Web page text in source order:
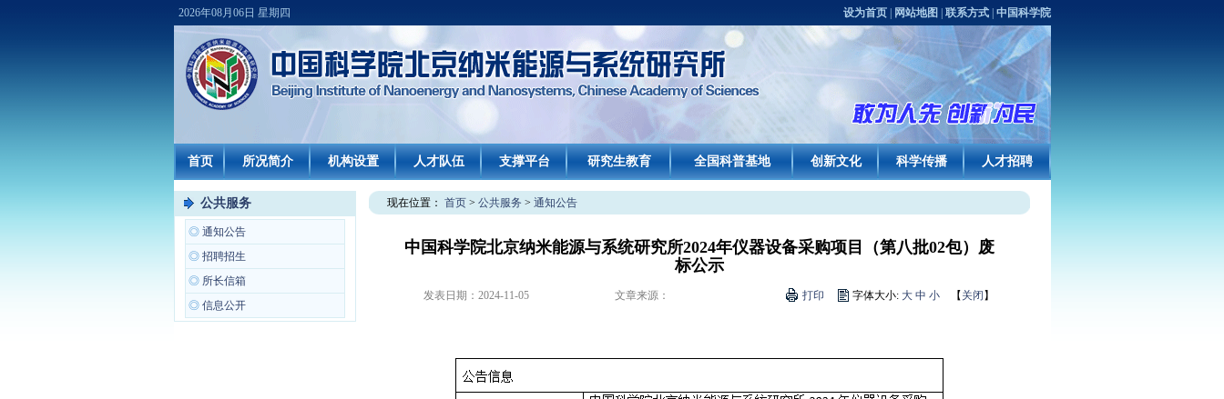
2026年08月06日 星期四 设为首页| 网站地图 联系方式| 中国科学院
首页 所况简介 机构设置 人才队伍 支撑平台 研究生教育 全国科普基地 创新文化 科学传播 人才招聘
公共服务
◎ 通知公告
◎ 招聘招生
◎ 所长信箱
◎ 信息公开
现在位置： 首页> 公共服务 > 通知公告
中国科学院北京纳米能源与系统研究所2024年仪器设备采购项目（第八批02包）废
标公示
发表日期： 2024-11-05 文章来源： 打印 字体大小: 大 中 小 【 关闭 】